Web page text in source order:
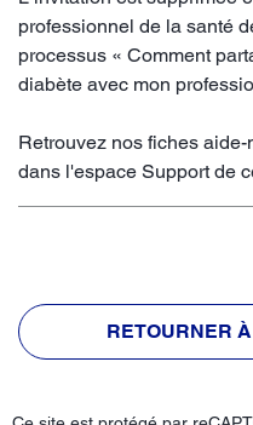
professionnel de la santé
processus « Comment
diabète avec mon
Retrouvez nos fiches
dans l'espace Support de
RETOURNER